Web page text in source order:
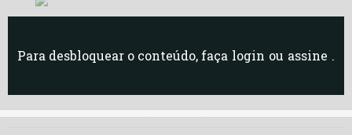
Para desbloquear o conteúdo, faça login ou assine .